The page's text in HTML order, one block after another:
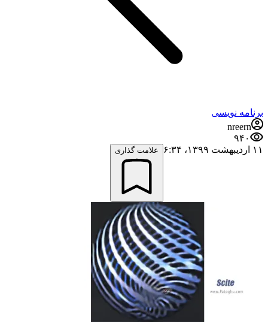
برنامه نویسی
nreern
۹۴۰
۱۱ اردیبهشت ۱۳۹۹،‏ ۶:۳۴
علامت گذاری